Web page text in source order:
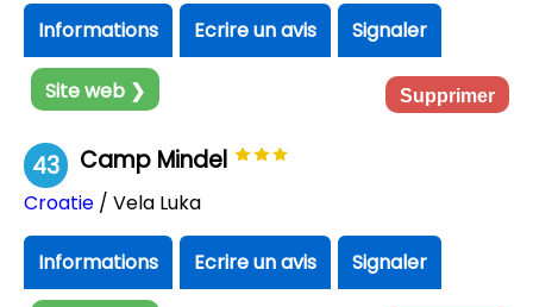
Informations Ecrire un avis Signaler
Site web ❯ Supprimer
43 Camp Mindel
Croatie / Vela Luka
Informations Ecrire un avis Signaler